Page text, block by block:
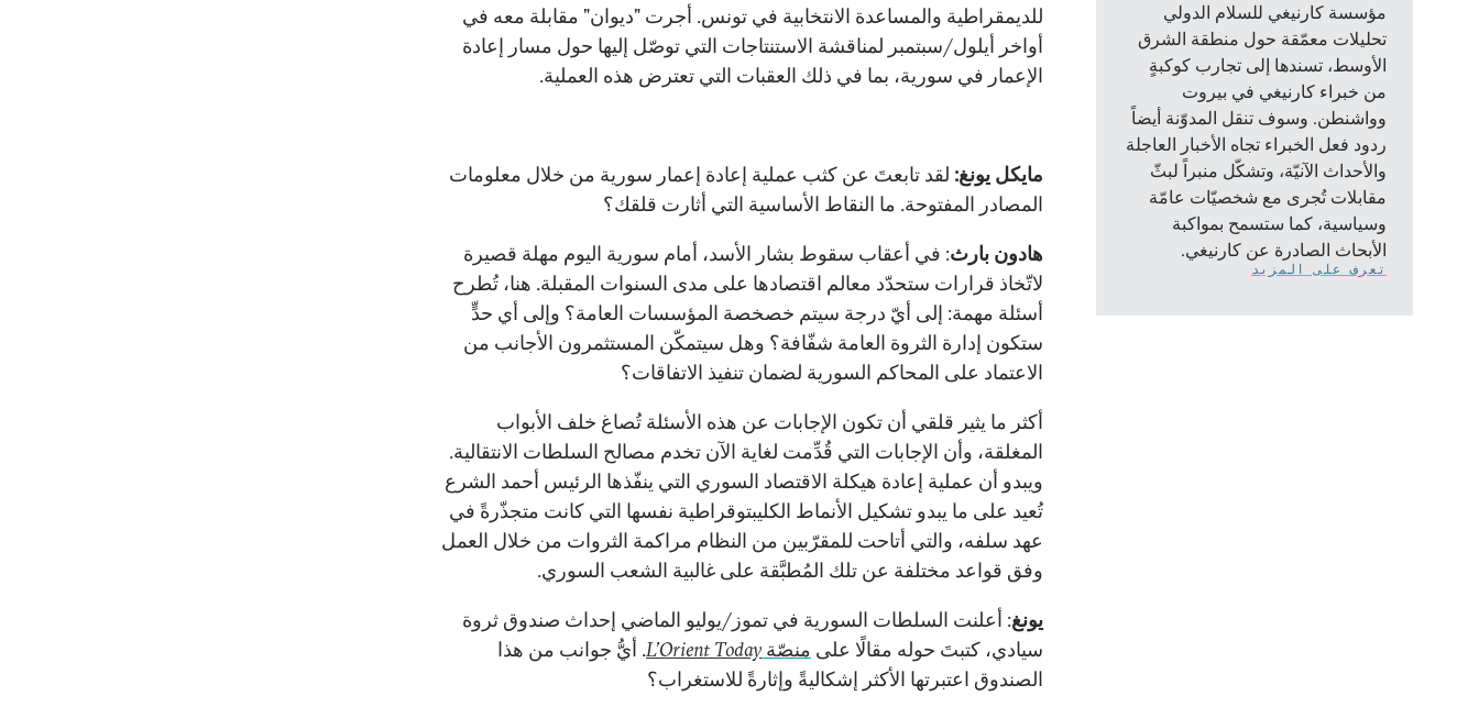
مؤسسة كارنيغي للسلام الدولي
تحليلات معمّقة حول منطقة الشرق
الأوسط، تسندها إلى تجارب كوكبةٍ
من خبراء كارنيغي في بيروت
وواشنطن. وسوف تنقل المدوّنة أيضاً
ردود فعل الخبراء تجاه الأخبار العاجلة
والأحداث الآنيّة، وتشكّل منبراً لبثّ
مقابلات تُجرى مع شخصيّات عامّة
وسياسية، كما ستسمح بمواكبة
الأبحاث الصادرة عن كارنيغي.
تعرف على المزيد
للديمقراطية والمساعدة الانتخابية في تونس. أجرت "ديوان" مقابلة معه في
أواخر أيلول/سبتمبر لمناقشة الاستنتاجات التي توصّل إليها حول مسار إعادة
الإعمار في سورية، بما في ذلك العقبات التي تعترض هذه العملية.
مايكل يونغ: لقد تابعتَ عن كثب عملية إعادة إعمار سورية من خلال معلومات
المصادر المفتوحة. ما النقاط الأساسية التي أثارت قلقك؟
هادون بارث: في أعقاب سقوط بشار الأسد، أمام سورية اليوم مهلة قصيرة
لاتّخاذ قرارات ستحدّد معالم اقتصادها على مدى السنوات المقبلة. هنا، تُطرح
أسئلة مهمة: إلى أيّ درجة سيتم خصخصة المؤسسات العامة؟ وإلى أي حدٍّ
ستكون إدارة الثروة العامة شفّافة؟ وهل سيتمكّن المستثمرون الأجانب من
الاعتماد على المحاكم السورية لضمان تنفيذ الاتفاقات؟
أكثر ما يثير قلقي أن تكون الإجابات عن هذه الأسئلة تُصاغ خلف الأبواب
المغلقة، وأن الإجابات التي قُدِّمت لغاية الآن تخدم مصالح السلطات الانتقالية.
ويبدو أن عملية إعادة هيكلة الاقتصاد السوري التي ينفّذها الرئيس أحمد الشرع
تُعيد على ما يبدو تشكيل الأنماط الكليبتوقراطية نفسها التي كانت متجذّرةً في
عهد سلفه، والتي أتاحت للمقرّبين من النظام مراكمة الثروات من خلال العمل
وفق قواعد مختلفة عن تلك المُطبَّقة على غالبية الشعب السوري.
يونغ: أعلنت السلطات السورية في تموز/يوليو الماضي إحداث صندوق ثروة
سيادي، كتبتَ حوله مقالًا على منصّة L’Orient Today. أيُّ جوانب من هذا
الصندوق اعتبرتها الأكثر إشكاليةً وإثارةً للاستغراب؟